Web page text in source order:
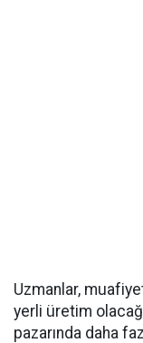
Uzmanlar,
yerli üretim
pazarında daha